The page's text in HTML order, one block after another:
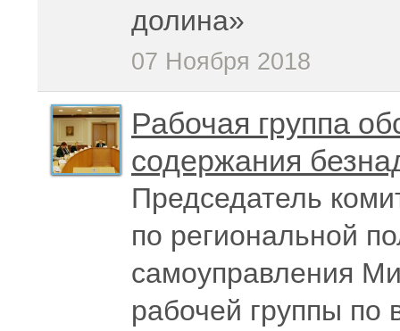
долина»
07 Ноября 2018
Рабочая группа
содержания
Председатель
по региональной
самоуправления
рабочей группы по